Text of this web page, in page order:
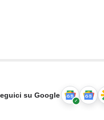
su Google